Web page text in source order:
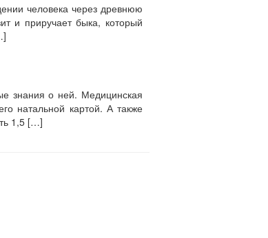
человека через древнюю
и приручает быка, который
знания о ней. Медицинская
натальной картой. А также
1,5 […]